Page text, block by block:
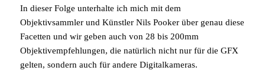
In dieser Folge unterhalte ich mich mit dem
Objektivsammler und Künstler Nils Pooker über genau diese
Facetten und wir geben auch von 28 bis 200mm
Objektivempfehlungen, die natürlich nicht nur für die GFX
gelten, sondern auch für andere Digitalkameras.